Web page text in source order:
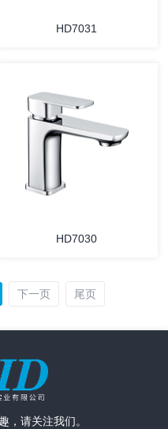
HD7031
HD7030
下一页 尾页
，请关注我们。